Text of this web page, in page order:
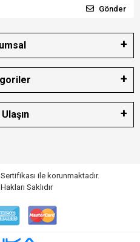
Gönder
ile korunmaktadır.
Saklıdır